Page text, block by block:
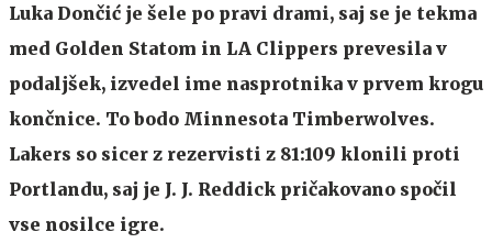
Luka Dončić je šele po pravi drami, saj se je tekma
med Golden Statom in LA Clippers prevesila v
podaljšek, izvedel ime nasprotnika v prvem krogu
končnice. To bodo Minnesota Timberwolves.
Lakers so sicer z rezervisti z 81:109 klonili proti
Portlandu, saj je J. J. Reddick pričakovano spočil
vse nosilce igre.